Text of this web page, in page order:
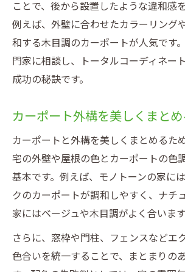
ことで、後から設置したような違和感
例えば、外壁に合わせたカラーリング
和する木目調のカーポートが人気です
門家に相談し、トータルコーディネー
成功の秘訣です。
カーポート外構を美しくまと
カーポートと外構を美しくまとめるた
宅の外壁や屋根の色とカーポートの色
基本です。例えば、モノトーンの家に
クのカーポートが調和しやすく、ナチ
家にはベージュや木目調がよく合います
さらに、窓枠や門柱、フェンスなどエ
色合いを統一することで、まとまりの